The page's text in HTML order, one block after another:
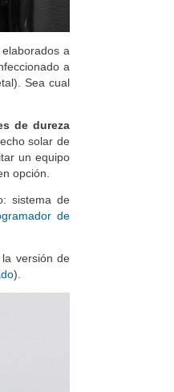
a
a
Sea cual
de dureza
solar de
un equipo
sistema de
versión de